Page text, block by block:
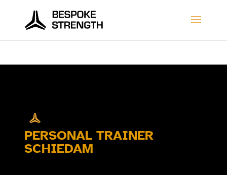
PERSONAL TRAINER
SCHIEDAM